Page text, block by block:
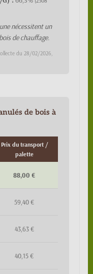
nécessitent un
de chauffage.
du 28/02/2026,
de bois à
Prix du transport /
palette
88,00 €
59,40 €
43,63 €
40,15 €